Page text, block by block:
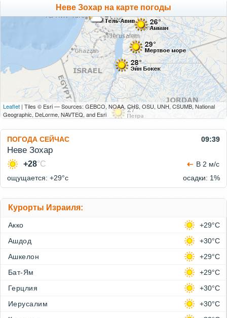
Неве Зохар на карте погоды
Leaflet | Tiles © Esri — Sources: GEBCO, NOAA, CHS, OSU, UNH, CSUMB, National
Geographic, DeLorme, NAVTEQ, and Esri
ПОГОДА СЕЙЧАС 09:39
Неве Зохар
+28°C
В 2 м/с
ощущается: +29°c
осадки: 1%
Курорты Израиля:
Акко
+29°C
Ашдод
+30°C
Ашкелон
+29°C
Бат-Ям
+29°C
Герцлия
+30°C
Иерусалим
+30°C